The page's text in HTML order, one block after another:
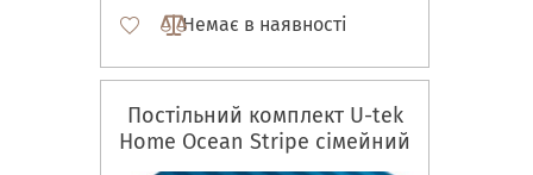
Немає в наявності
Постільний комплект U-tek
Home Ocean Stripe сімейний